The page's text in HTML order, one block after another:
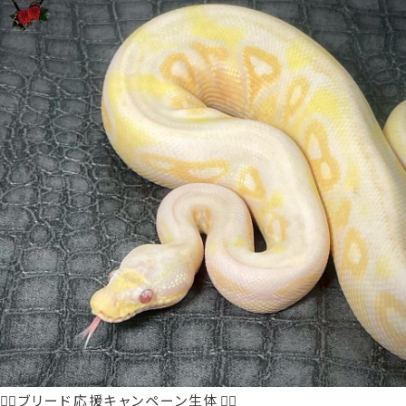
❤️‍🔥ブリード応援キャンペーン生体❤️‍🔥